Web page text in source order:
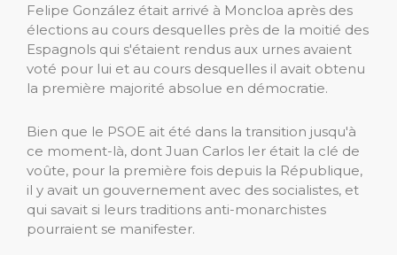
Felipe González était arrivé à Moncloa après des
élections au cours desquelles près de la moitié des
Espagnols qui s'étaient rendus aux urnes avaient
voté pour lui et au cours desquelles il avait obtenu
la première majorité absolue en démocratie.
Bien que le PSOE ait été dans la transition jusqu'à
ce moment-là, dont Juan Carlos Ier était la clé de
voûte, pour la première fois depuis la République,
il y avait un gouvernement avec des socialistes, et
qui savait si leurs traditions anti-monarchistes
pourraient se manifester.